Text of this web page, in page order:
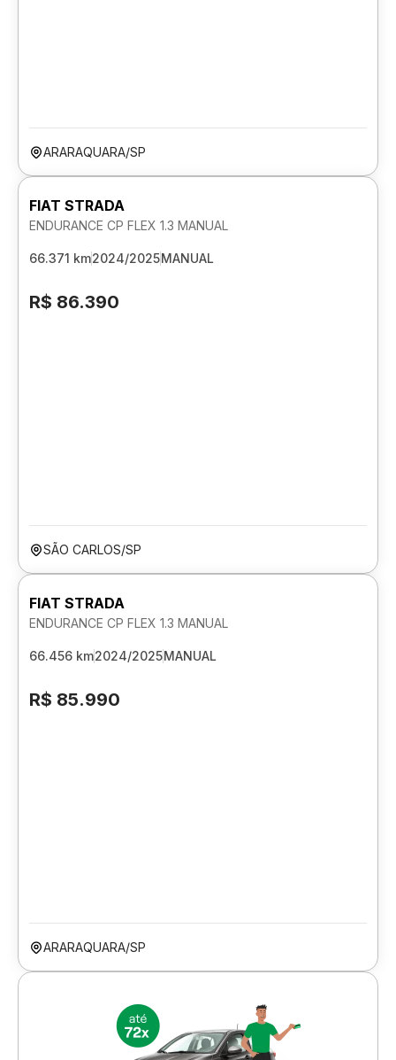
ARARAQUARA/SP
FIAT STRADA
ENDURANCE CP FLEX 1.3 MANUAL
66.371 km2024/2025MANUAL
R$ 86.390
SÃO CARLOS/SP
FIAT STRADA
ENDURANCE CP FLEX 1.3 MANUAL
66.456 km2024/2025MANUAL
R$ 85.990
ARARAQUARA/SP